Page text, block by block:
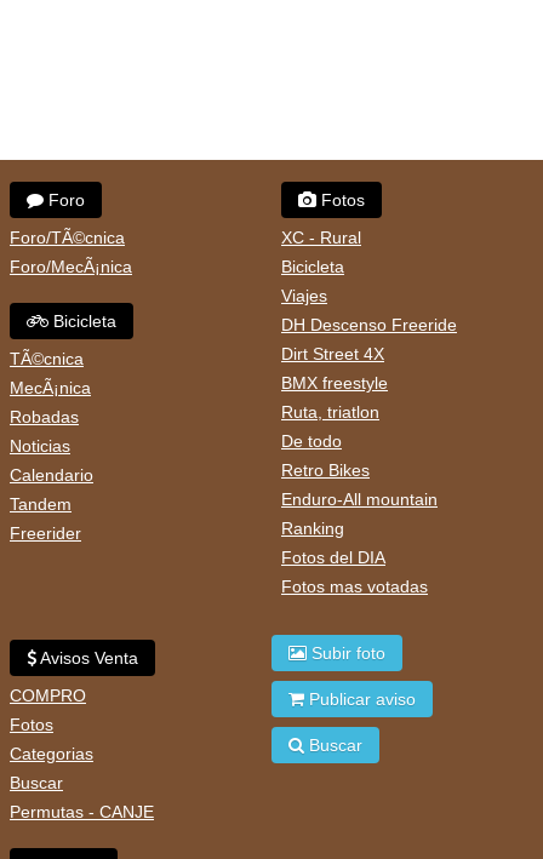
Foro
Foro/TÃ©cnica
Foro/MecÃ¡nica
Bicicleta
TÃ©cnica
MecÃ¡nica
Robadas
Noticias
Calendario
Tandem
Freerider
Fotos
XC - Rural
Bicicleta
Viajes
DH Descenso Freeride
Dirt Street 4X
BMX freestyle
Ruta, triatlon
De todo
Retro Bikes
Enduro-All mountain
Ranking
Fotos del DIA
Fotos mas votadas
Avisos Venta
COMPRO
Fotos
Categorias
Buscar
Permutas - CANJE
Subir foto
Publicar aviso
Buscar